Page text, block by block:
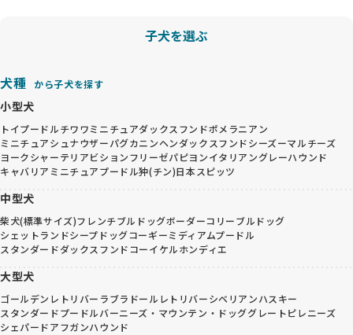
子犬を選ぶ
犬種 から子犬を探す
小型犬
トイプードルチワワミニチュアダックスフンドポメラニアン
ミニチュアシュナウザーパグカニンヘンダックスフンドシーズーマルチーズ
ヨークシャーテリアビションフリーゼパピヨンイタリアングレーハウンド
キャバリア ミニチュアプードル狆(チン)日本スピッツ
中型犬
柴犬(標準サイズ)フレンチブルドッグボーダーコリーブルドッグ
シェットランドシープドッグコーギーミディアムプードル
スタンダードダックスフンドコーイケルホンディエ
大型犬
ゴールデンレトリバー ラブラドールレトリバーシベリアンハスキー
スタンダードプードルバーニーズ・マウンテン・ドッググレートピレニーズ
シェパードアフガンハウンド